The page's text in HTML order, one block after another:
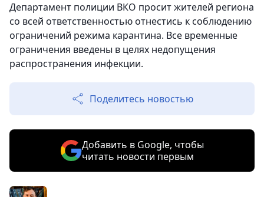
Департамент полиции ВКО просит жителей региона
со всей ответственностью отнестись к соблюдению
ограничений режима карантина. Все временные
ограничения введены в целях недопущения
распространения инфекции.
Поделитесь новостью
Добавить в Google, чтобы
читать новости первым